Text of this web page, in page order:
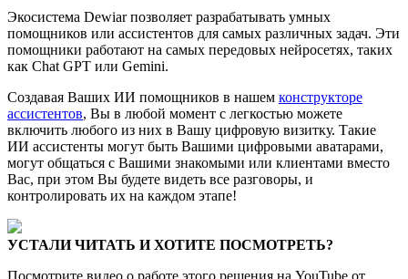
Экосистема Dewiar позволяет разрабатывать умных
помощников или ассистентов для самых различных задач. Эти
помощники работают на самых передовых нейросетях, таких
как Chat GPT или Gemini.
Создавая Ваших ИИ помощников в нашем конструкторе
ассистентов, Вы в любой момент с легкостью можете
включить любого из них в Вашу цифровую визитку. Такие
ИИ ассистенты могут быть Вашими цифровыми аватарами,
могут общаться с Вашими знакомыми или клиентами вместо
Вас, при этом Вы будете видеть все разговоры, и
контролировать их на каждом этапе!
УСТАЛИ ЧИТАТЬ И ХОТИТЕ ПОСМОТРЕТЬ?
Посмотрите видео о работе этого решения на YouTube от